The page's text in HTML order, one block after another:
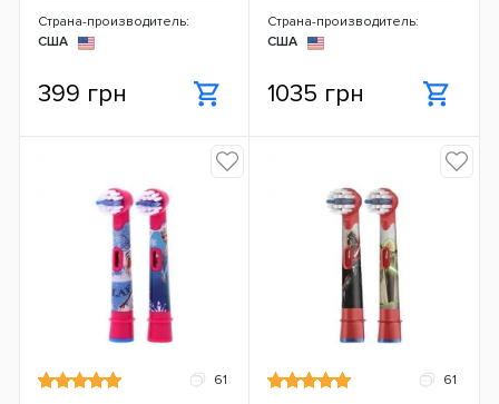
Страна-производитель:
США
399 грн
Страна-производитель:
США
1035 грн
61 61